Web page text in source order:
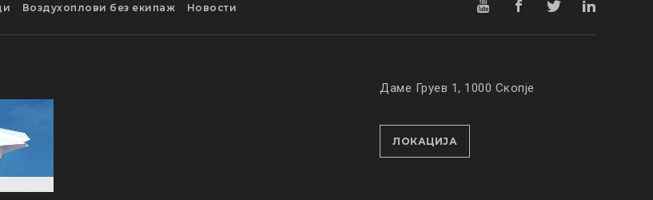
Воздухоплови без екипаж Новости
Даме Груев 1, 1000 Скопје
ЛОКАЦИЈА